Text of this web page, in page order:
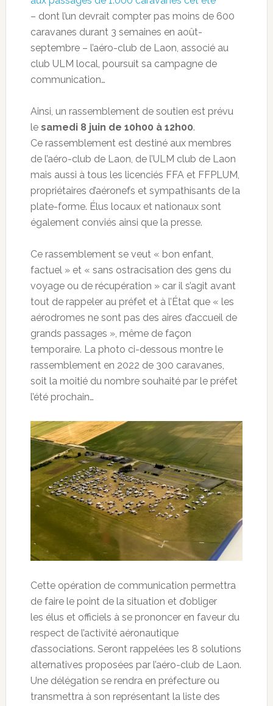
– dont l’un devrait compter pas moins de 600
caravanes durant 3 semaines en août-
septembre – l’aéro-club de Laon, associé au
club ULM local, poursuit sa campagne de
communication…
Ainsi, un rassemblement de soutien est prévu
le samedi 8 juin de 10h00 à 12h00.
Ce rassemblement est destiné aux membres
de l’aéro-club de Laon, de l’ULM club de Laon
mais aussi à tous les licenciés FFA et FFPLUM,
propriétaires d’aéronefs et sympathisants de la
plate-forme. Élus locaux et nationaux sont
également conviés ainsi que la presse.
Ce rassemblement se veut « bon enfant,
factuel » et « sans ostracisation des gens du
voyage ou de récupération » car il s’agit avant
tout de rappeler au préfet et à l’État que « les
aérodromes ne sont pas des aires d’accueil de
grands passages », même de façon
temporaire. La photo ci-dessous montre le
rassemblement en 2022 de 300 caravanes,
soit la moitié du nombre souhaité par le préfet
l’été prochain…
Cette opération de communication permettra
de faire le point de la situation et d’obliger
les élus et officiels à se prononcer en faveur du
respect de l’activité aéronautique
d’associations. Seront rappelées les 8 solutions
alternatives proposées par l’aéro-club de Laon.
Une délégation se rendra en préfecture ou
transmettra à son représentant la liste des